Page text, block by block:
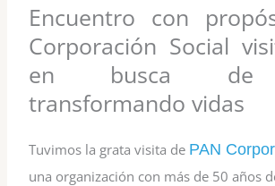
Encuentro con
Corporación Social
en busca de
transformando vidas
Tuvimos la grata visita de PAN
una organización con más de 50 años